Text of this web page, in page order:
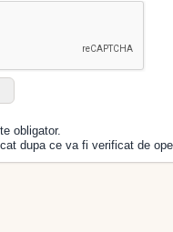
obligator.
dupa ce va fi verificat de